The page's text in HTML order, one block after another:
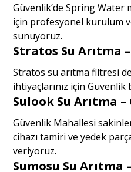
Güvenlik’de Spring Water
için profesyonel kurulum
sunuyoruz.
Stratos Su Arıtma
Stratos su arıtma filtresi
ihtiyaçlarınız için Güvenlik
Sulook Su Arıtma
Güvenlik Mahallesi
cihazı tamiri ve yedek
veriyoruz.
Sumosu Su Arıtma